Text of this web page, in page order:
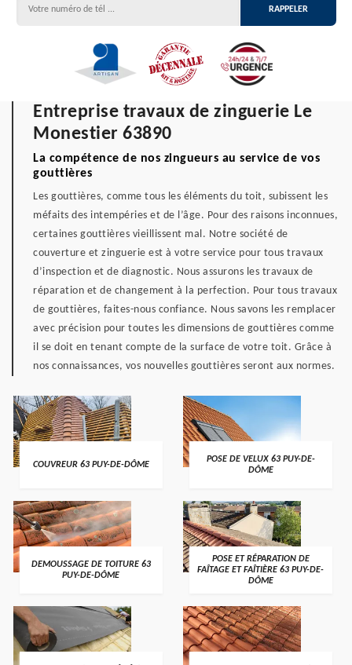
Entreprise travaux de zinguerie Le
Monestier 63890
La compétence de nos zingueurs au service de vos
gouttières
Les gouttières, comme tous les éléments du toit, subissent les
méfaits des intempéries et de l’âge. Pour des raisons inconnues,
certaines gouttières vieillissent mal. Notre société de
couverture et zinguerie est à votre service pour tous travaux
d’inspection et de diagnostic. Nous assurons les travaux de
réparation et de changement à la perfection. Pour tous travaux
de gouttières, faites-nous confiance. Nous savons les remplacer
avec précision pour toutes les dimensions de gouttières comme
il se doit en tenant compte de la surface de votre toit. Grâce à
nos connaissances, vos nouvelles gouttières seront aux normes.
COUVREUR 63 PUY-DE-DÔME
POSE DE VELUX 63 PUY-DE-
DÔME
DEMOUSSAGE DE TOITURE 63
PUY-DE-DÔME
POSE ET RÉPARATION DE
FAÎTAGE ET FAÎTIÈRE 63 PUY-DE-
DÔME